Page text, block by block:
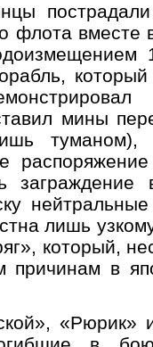
флота вместе
мины
лишь
который,
причинам в
«Рюрик»